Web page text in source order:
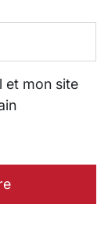
et mon site